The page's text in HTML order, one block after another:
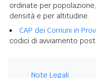
ordinate per
densità e per altitudine.
CAP dei Comuni in
codici di avviamento
Note Legali